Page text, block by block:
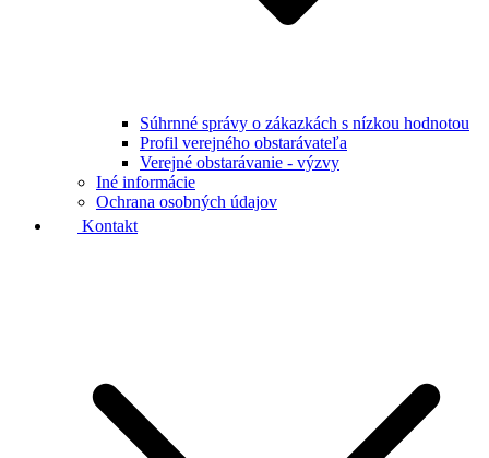
Súhrnné správy o zákazkách s nízkou hodnotou
Profil verejného obstarávateľa
Verejné obstarávanie - výzvy
Iné informácie
Ochrana osobných údajov
Kontakt